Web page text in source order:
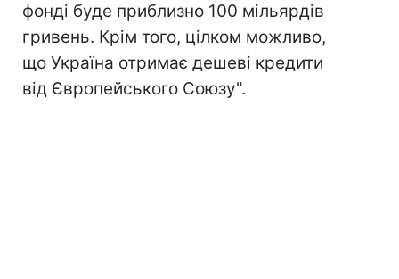
фонді буде приблизно 100 мільярдів
гривень. Крім того, цілком можливо,
що Україна отримає дешеві кредити
від Європейського Союзу".